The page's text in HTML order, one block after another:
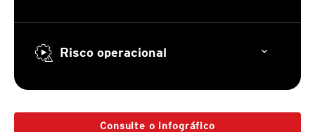
Risco operacional
Consulte o infográfico